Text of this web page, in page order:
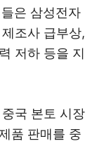
은 삼성전자
조사 급부상,
저하 등을 지
국 본토 시장
품 판매를 중